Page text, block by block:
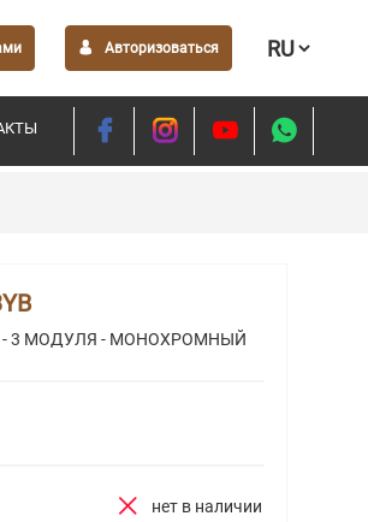
Авторизоваться
- 3 МОДУЛЯ - МОНОХРОМНЫЙ
нет в наличии